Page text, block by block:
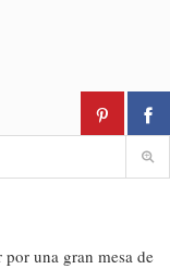
una gran mesa de